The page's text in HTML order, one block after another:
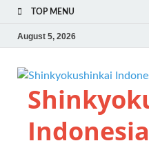
TOP MENU
August 5, 2026
Indonesia